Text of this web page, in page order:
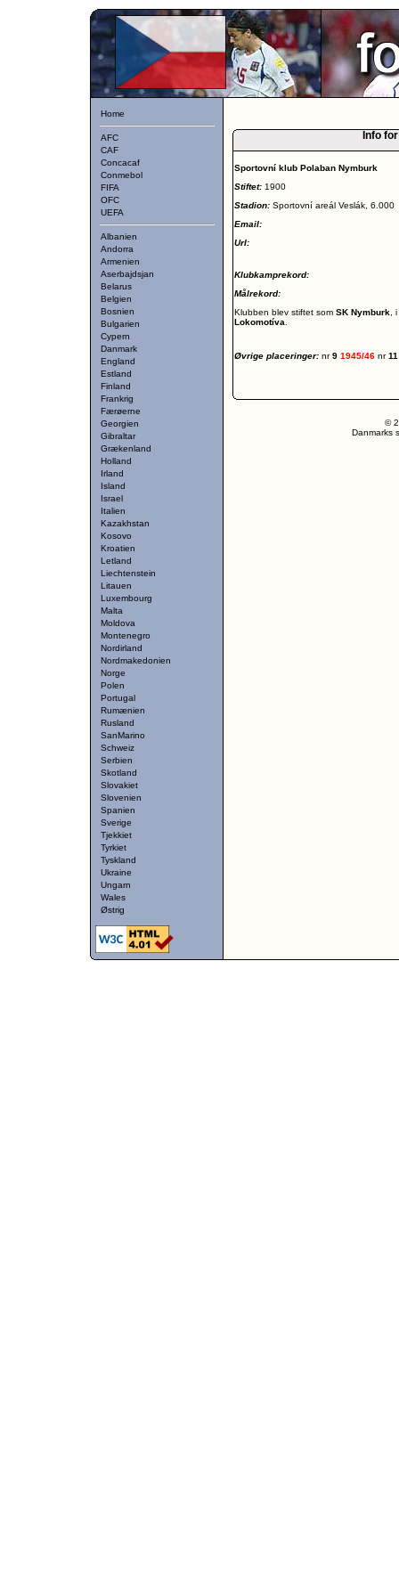
Home
AFC
CAF
Concacaf
Conmebol
FIFA
OFC
UEFA
Albanien
Andorra
Armenien
Aserbajdsjan
Belarus
Belgien
Bosnien
Bulgarien
Cypern
Danmark
England
Estland
Finland
Frankrig
Færøerne
Georgien
Gibraltar
Grækenland
Holland
Irland
Island
Israel
Italien
Kazakhstan
Kosovo
Kroatien
Letland
Liechtenstein
Litauen
Luxembourg
Malta
Moldova
Montenegro
Nordirland
Nordmakedonien
Norge
Polen
Portugal
Rumænien
Rusland
SanMarino
Schweiz
Serbien
Skotland
Slovakiet
Slovenien
Spanien
Sverige
Tjekkiet
Tyrkiet
Tyskland
Ukraine
Ungarn
Wales
Østrig
Info
Sportovní klub Polaban Nymburk
Stiftet: 1900
Stadion: Sportovní areál Veslák, 6.000
Email:
Url:
Klubkamprekord:
Målrekord:
Klubben blev stiftet som SK Nymburk ,
Lokomotíva
Øvrige placeringer: nr9 1945/46 nr
©
Danmarks